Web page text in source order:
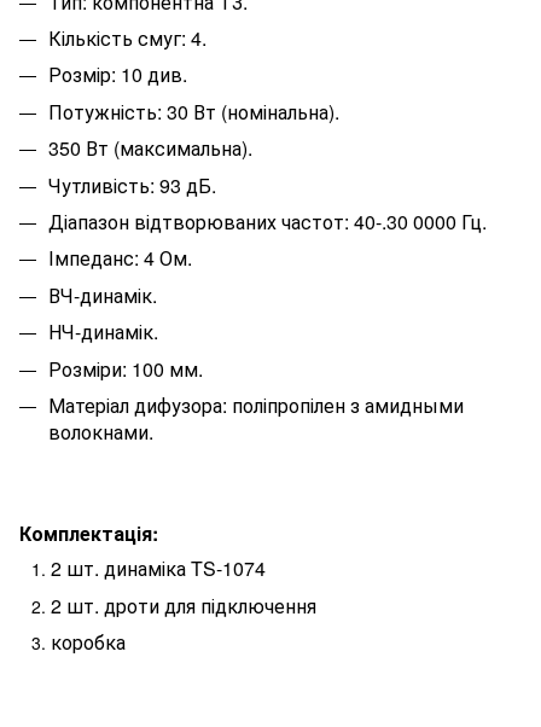
Кількість смуг: 4.
Розмір: 10 див.
Потужність: 30 Вт (номінальна).
350 Вт (максимальна).
Чутливість: 93 дБ.
Діапазон відтворюваних частот: 40-.30 0000 Гц.
Імпеданс: 4 Ом.
ВЧ-динамік.
НЧ-динамік.
Розміри: 100 мм.
Матеріал дифузора: поліпропілен з амидными
волокнами.
Комплектація:
2 шт. динаміка TS-1074
2 шт. дроти для підключення
коробка